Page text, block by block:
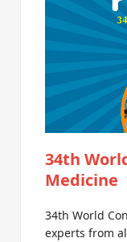
34th
Medicine
34th World
experts from